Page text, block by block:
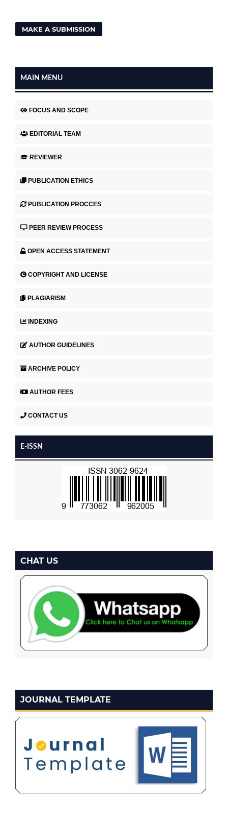
MAKE A SUBMISSION
MAIN MENU
FOCUS AND SCOPE
EDITORIAL TEAM
REVIEWER
PUBLICATION ETHICS
PUBLICATION PROCCES
PEER REVIEW PROCESS
OPEN ACCESS STATEMENT
COPYRIGHT AND LICENSE
PLAGIARISM
INDEXING
AUTHOR GUIDELINES
ARCHIVE POLICY
AUTHOR FEES
CONTACT US
E-ISSN
CHAT US
JOURNAL TEMPLATE